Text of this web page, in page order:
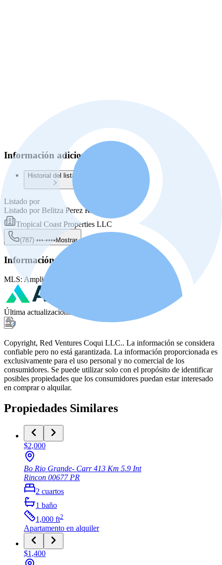
Información adicional
Historial del listado
Listado por
Listado por Belitza Perez Rivera
Tropical Coast Properties LLC
(787) •••-••••Mostrar
Información de la fuente
MLS:Amplia MLS
Última actualización:
Copyright, Red Ventures Coqui LLC.. La información se considera
confiable pero no está garantizada. La información proporcionada es
exclusivamente para el uso personal y no comercial de los
consumidores. Se puede utilizar solo con el propósito de identificar
posibles propiedades que los consumidores puedan estar interesado
en comprar o alquilar.
Propiedades Similares
$2,000
Bo Rio Grande- Carr 413 Km 5.9 Int
Rincon 00677PR
2 cuartos
1 baño
1,000 ft2
Apartamento en alquiler
$1,400